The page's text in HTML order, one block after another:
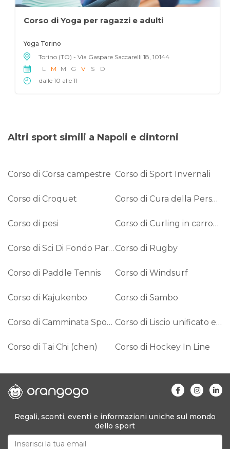
Corso di Yoga per ragazzi e adulti
Yoga Torino
Torino (TO) - Via Gaspare Saccarelli 18, 10144
L
M M G V S
D
dalle 10 alle 11
Altri sport simili a Napoli e dintorni
Corso di Corsa campestre Corso di Sport Invernali
Corso di Croquet Corso di Cura della Persona
Corso di pesi Corso di Curling in carrozzina
Corso di Sci Di Fondo Paralimpico Corso di Rugby
Corso di Paddle Tennis Corso di Windsurf
Corso di Kajukenbo Corso di Sambo
Corso di Camminata Sportiva Corso di Liscio unificato e ballo da sala
Corso di Tai Chi (chen) Corso di Hockey In Line
Regali, sconti, eventi e informazioni uniche sul mondo
dello sport